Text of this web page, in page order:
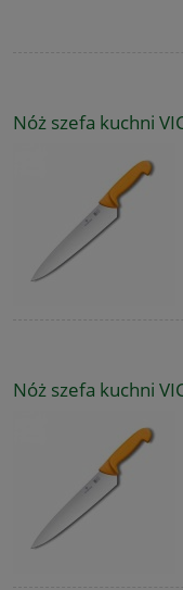
Nóż szefa kuchni
Nóż szefa kuchni